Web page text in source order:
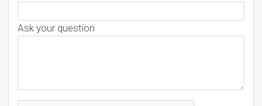
Ask your question